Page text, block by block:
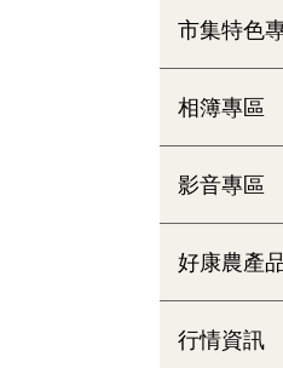
市集特色
相簿專區
影音專區
好康農產
行情資訊